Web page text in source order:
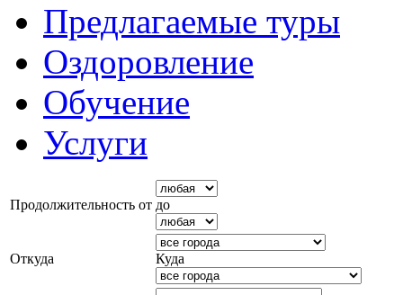
Предлагаемые туры
Оздоровление
Обучение
Услуги
Продолжительность от до
Откуда Куда